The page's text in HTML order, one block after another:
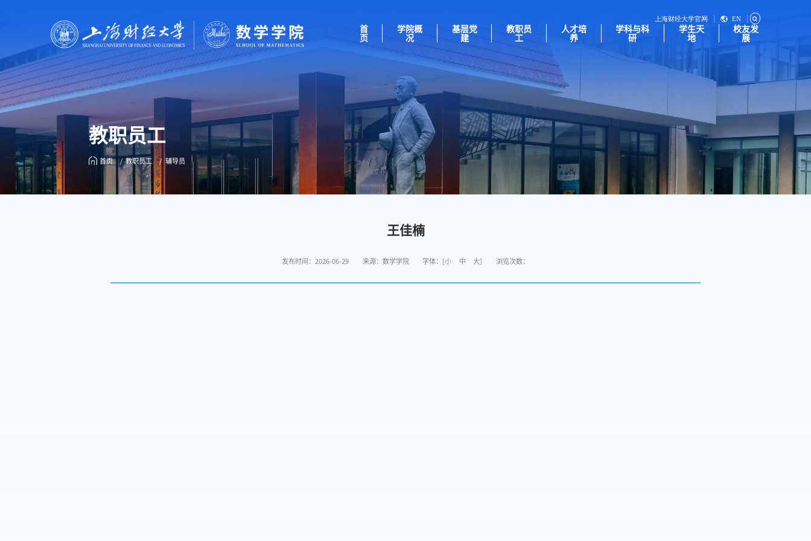
上海财经大学官网 EN
首
页
学院概
况
基层党
建
教职员
工
人才培
养
学科与科
研
学生天
地
校友发
展
教职员工
首页 教职员工 辅导员
王佳楠
发布时间：2026-06-29 来源：数学学院 字体：[小 中 大] 浏览次数：